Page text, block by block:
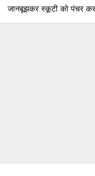
जानबूझकर स्कूटी को पंचर कर